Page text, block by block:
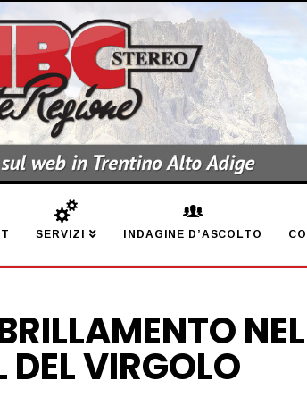
SERVIZI INDAGINE D’ASCOLTO
DEL VIRGOLO